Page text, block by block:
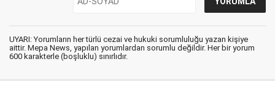
UYARI: Yorumların her türlü cezai ve hukuki sorumluluğu yazan kişiye
aittir. Mepa News, yapılan yorumlardan sorumlu değildir. Her bir yorum
600 karakterle (boşluklu) sınırlıdır.